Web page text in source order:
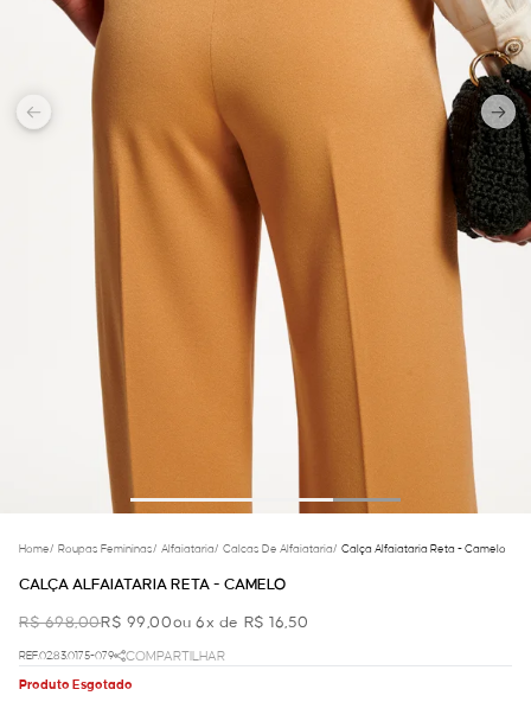
Home/ Roupas Femininas/ Alfaiataria/ Calcas De Alfaiataria/ Calça Alfaiataria Reta - Camelo
CALÇA ALFAIATARIA RETA - CAMELO
R$ 698,00R$ 99,00ou 6x de R$ 16,50
REF.02.83.0175-079
COMPARTILHAR
Produto Esgotado